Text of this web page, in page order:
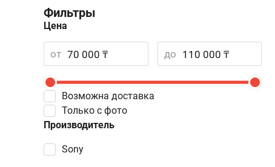
Фильтры
Цена
от до
Возможна доставка
Производитель
Sony
Только с фото